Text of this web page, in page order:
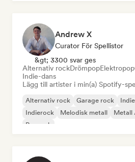
Andrew X
Curator För Spellistor
&gt; 3300 svar ges
Alternativ rockDrömpopElektropop
Indie-dans
Lägg till artister i min(a) Spotify-
Alternativ rock Garage rock
Indierock
Melodisk metall
Metall
Poprock